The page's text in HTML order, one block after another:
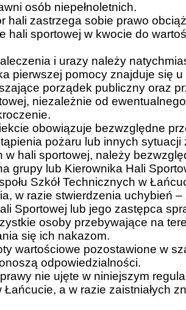
osób niepełnoletnich.
hali zastrzega sobie prawo
hali sportowej w kwocie do
i urazy należy
pierwszej pomocy znajduje się
porządek publiczny oraz
niezależnie od
obowiązuje bezwzględne
pożaru lub innych
w hali sportowej, należy
grupy lub Kierownika Hali
Szkół Technicznych w
w razie stwierdzenia uchybień
Sportowej lub jego zastępca
osoby przebywające na
się ich nakazom.
wartościowe pozostawione w
odpowiedzialności.
nie ujęte w niniejszym
Łańcucie, a w razie zaistniałych